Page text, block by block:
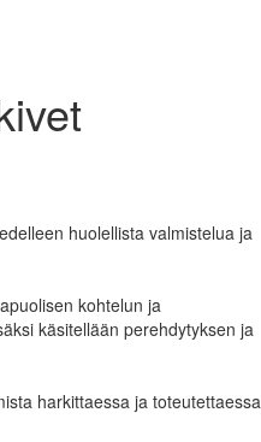
huolellista valmistelua ja
kohtelun ja
käsitellään perehdytyksen ja
harkittaessa ja